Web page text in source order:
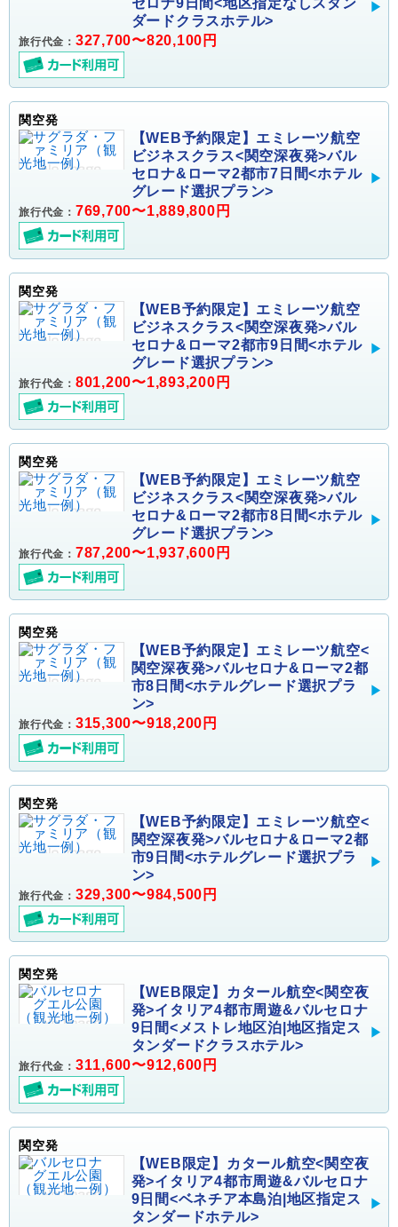
ダードクラスホテル>
旅行代金： 327,700〜820,100円
関空発
【WEB予約限定】エミレーツ航空
ビジネスクラス<関空深夜発>バル
セロナ&ローマ2都市7日間<ホテル
グレード選択プラン>
旅行代金： 769,700〜1,889,800円
関空発
【WEB予約限定】エミレーツ航空
ビジネスクラス<関空深夜発>バル
セロナ&ローマ2都市9日間<ホテル
グレード選択プラン>
旅行代金： 801,200〜1,893,200円
関空発
【WEB予約限定】エミレーツ航空
ビジネスクラス<関空深夜発>バル
セロナ&ローマ2都市8日間<ホテル
グレード選択プラン>
旅行代金： 787,200〜1,937,600円
関空発
【WEB予約限定】エミレーツ航空<
関空深夜発>バルセロナ&ローマ2都
市8日間<ホテルグレード選択プラ
ン>
旅行代金： 315,300〜918,200円
関空発
【WEB予約限定】エミレーツ航空<
関空深夜発>バルセロナ&ローマ2都
市9日間<ホテルグレード選択プラ
ン>
旅行代金： 329,300〜984,500円
関空発
【WEB限定】カタール航空<関空夜
発>イタリア4都市周遊&バルセロナ
9日間<メストレ地区泊|地区指定ス
タンダードクラスホテル>
旅行代金： 311,600〜912,600円
関空発
【WEB限定】カタール航空<関空夜
発>イタリア4都市周遊&バルセロナ
9日間<ベネチア本島泊|地区指定ス
タンダードホテル>